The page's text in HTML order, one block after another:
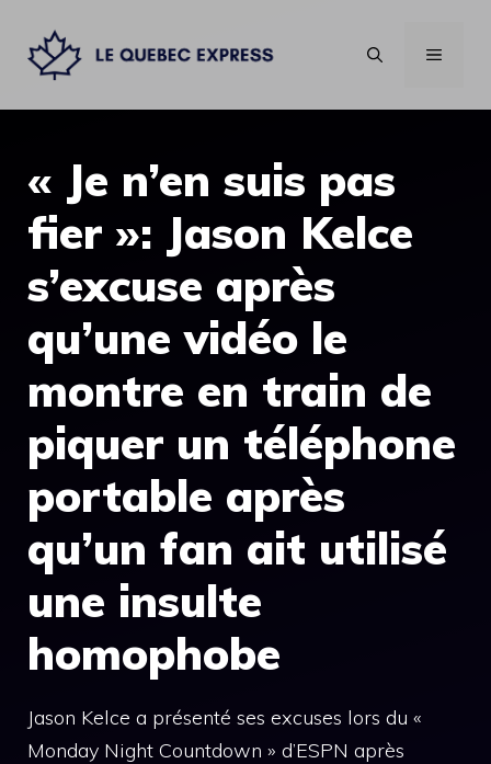
contenu
MENU
« Je n’en suis pas
fier »: Jason Kelce
s’excuse après
qu’une vidéo le
montre en train de
piquer un téléphone
portable après
qu’un fan ait utilisé
une insulte
homophobe
Jason Kelce a présenté ses excuses lors du «
Monday Night Countdown » d’ESPN après